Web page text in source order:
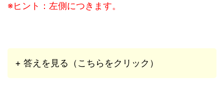
※ヒント：左側につきます。
+ 答えを見る（こちらをクリック）